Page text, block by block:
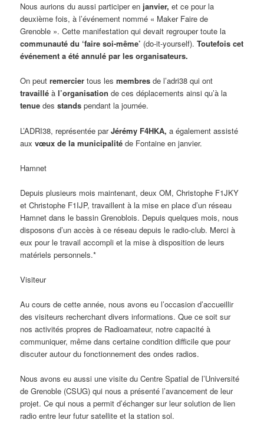
Nous aurions du aussi participer en janvier,et ce pour la
deuxième fois, à l’événement nommé « Maker Faire de
Grenoble ». Cette manifestation qui devait regrouper toute la
communauté du ‘faire soi-même’ (do-it-yourself).Toutefois cet
événement a été annulé par les organisateurs.
On peutremercier tous lesmembres de l’adri38 qui ont
travaillé àl’organisation de ces déplacements ainsi qu’à la
tenue desstands pendant la journée.
L’ADRI38, représentée parJérémy F4HKA, a également assisté
auxvœux de la municipalité de Fontaine en janvier.
Hamnet
Depuis plusieurs mois maintenant, deux OM, Christophe F1JKY
et Christophe F1IJP, travaillent à la mise en place d’un réseau
Hamnet dans le bassin Grenoblois. Depuis quelques mois, nous
disposons d’un accès à ce réseau depuis le radio-club. Merci à
eux pour le travail accompli et la mise à disposition de leurs
matériels personnels.*
Visiteur
Au cours de cette année, nous avons eu l’occasion d’accueillir
des visiteurs recherchant divers informations. Que ce soit sur
nos activités propres de Radioamateur, notre capacité à
communiquer, même dans certaine condition difficile que pour
discuter autour du fonctionnement des ondes radios.
Nous avons eu aussi une visite du Centre Spatial de l’Université
de Grenoble (CSUG) qui nous a présenté l’avancement de leur
projet. Ce qui nous a permit d’échanger sur leur solution de lien
radio entre leur futur satellite et la station sol.